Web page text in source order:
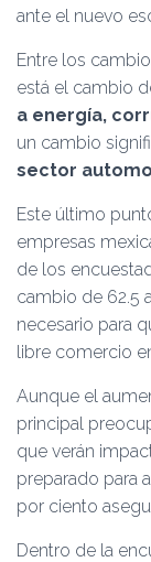
ante el nuevo
Entre los
está el cambio
a energía,
un cambio
sector
Este último
empresas
de los
cambio de 62.5
necesario para
libre comercio
Aunque el
principal
que verán
preparado para
por ciento
Dentro de la